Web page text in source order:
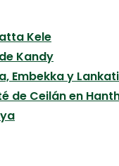
Kele
Kandy
Embekka y
de Ceilán en